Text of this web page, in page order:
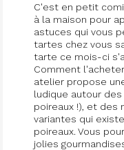
C'est en petit
à la maison pour
astuces qui vous
tartes chez vous
tarte ce mois-ci
Comment
atelier propose
ludique autour
poireaux !), et
variantes qui
poireaux. Vous
jolies